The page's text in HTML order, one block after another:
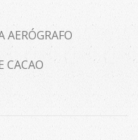
AERÓGRAFO
CACAO